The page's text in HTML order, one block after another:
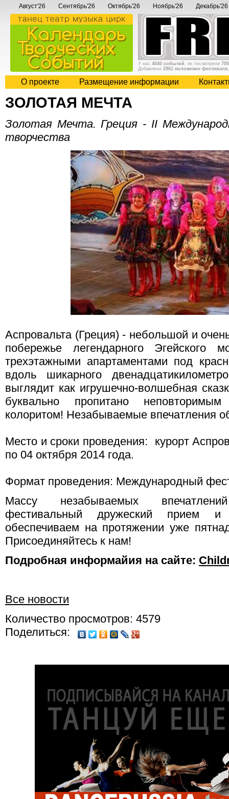
Август'26 Сентябрь'26 Октябрь'26 Ноябрь'26 Декабрь'26
У нас 4040 событий , их посмотрели
Добавлено 2961 положение фестиваля
О проекте Размещение информации
ЗОЛОТАЯ МЕЧТА
Золотая Мечта. Греция - II
творчества
Аспровальта (Греция) - небольшой и
побережье легендарного Эгейского
трехэтажными апартаментами под
вдоль шикарного
выглядит как игрушечно-волшебная
буквально пропитано
колоритом! Незабываемые впечатления
Место и сроки проведения: курорт
по 04 октября 2014 года.
Формат проведения: Международный
Массу незабываемых
фестивальный дружеский прием
обеспечиваем на протяжении уже
Присоединяйтесь к нам!
Подробная информайия на сайте:
Все новости
Количество просмотров: 4579
Поделиться: